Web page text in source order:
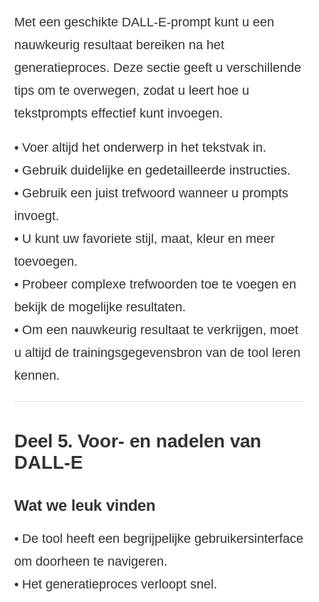
Met een geschikte DALL-E-prompt kunt u een
nauwkeurig resultaat bereiken na het
generatieproces. Deze sectie geeft u verschillende
tips om te overwegen, zodat u leert hoe u
tekstprompts effectief kunt invoegen.
• Voer altijd het onderwerp in het tekstvak in.
• Gebruik duidelijke en gedetailleerde instructies.
• Gebruik een juist trefwoord wanneer u prompts
invoegt.
• U kunt uw favoriete stijl, maat, kleur en meer
toevoegen.
• Probeer complexe trefwoorden toe te voegen en
bekijk de mogelijke resultaten.
• Om een nauwkeurig resultaat te verkrijgen, moet
u altijd de trainingsgegevensbron van de tool leren
kennen.
Deel 5. Voor- en nadelen van
DALL-E
Wat we leuk vinden
• De tool heeft een begrijpelijke gebruikersinterface
om doorheen te navigeren.
• Het generatieproces verloopt snel.